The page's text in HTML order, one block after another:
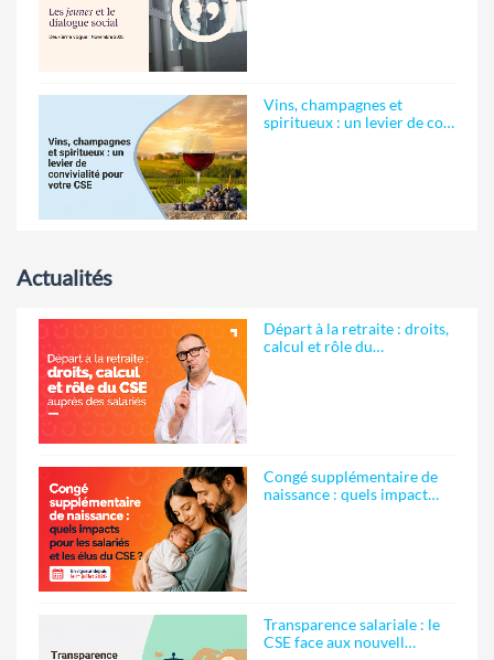
Vins, champagnes et
spiritueux : un levier de co…
Actualités
Départ à la retraite : droits,
calcul et rôle du…
Congé supplémentaire de
naissance : quels impact…
Transparence salariale : le
CSE face aux nouvell…